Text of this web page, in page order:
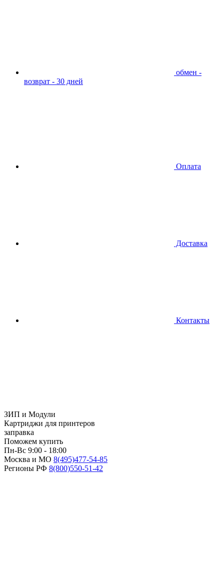
обмен -
возврат - 30 дней
Оплата
Доставка
Контакты
ЗИП и Модули
Картриджи для принтеров
заправка
Поможем купить
Пн-Вс 9:00 - 18:00
Москва и МО 8(495)477-54-85
Регионы РФ 8(800)550-51-42